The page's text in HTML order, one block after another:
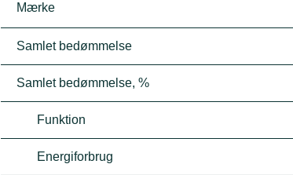
Mærke
Samlet bedømmelse
Samlet bedømmelse, %
Funktion
Energiforbrug